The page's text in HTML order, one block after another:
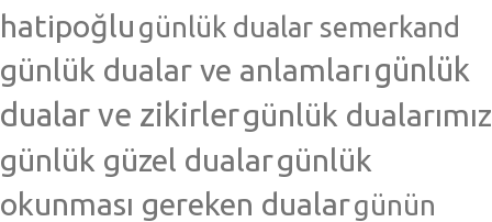
hatipoğlu günlük dualar semerkand
günlük dualar ve anlamlarıgünlük
dualar ve zikirlergünlük dualarımız
günlük güzel dualargünlük
okunması gereken dualargünün